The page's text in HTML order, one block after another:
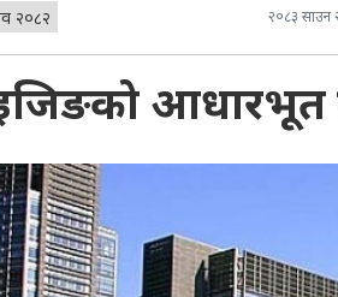
२०८२ २०८३ साउन
आधारभूत